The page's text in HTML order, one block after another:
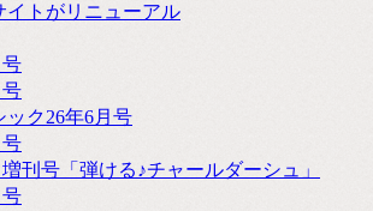
イトがリニューアル
ク26年6月号
刊号「弾ける♪チャールダーシュ」